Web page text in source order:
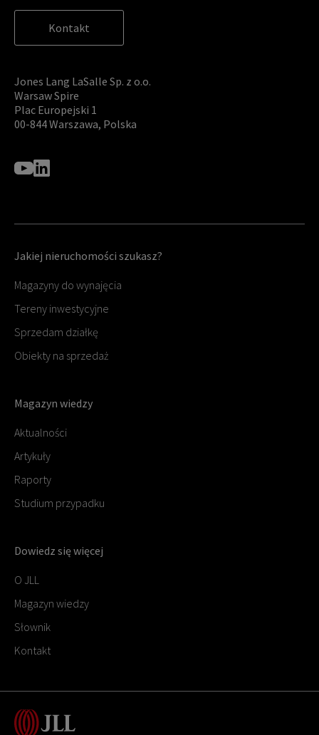
Kontakt
Jones Lang LaSalle Sp. z o.o.
Warsaw Spire
Plac Europejski 1
00-844 Warszawa, Polska
Jakiej nieruchomości szukasz?
Magazyny do wynajęcia
Tereny inwestycyjne
Sprzedam działkę
Obiekty na sprzedaż
Magazyn wiedzy
Aktualności
Artykuły
Raporty
Studium przypadku
Dowiedz się więcej
O JLL
Magazyn wiedzy
Słownik
Kontakt